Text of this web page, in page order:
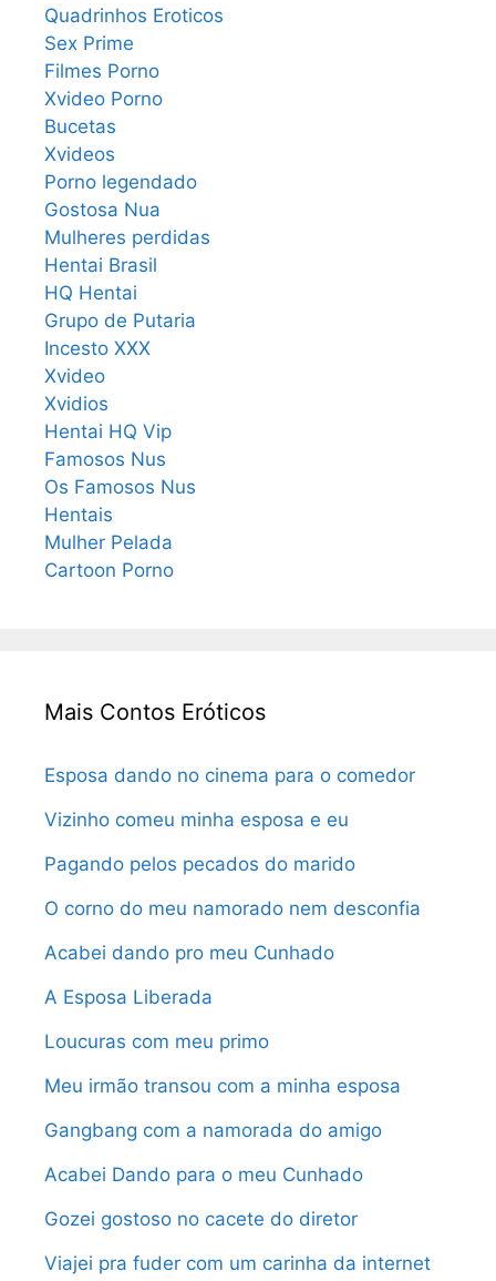
Quadrinhos Eroticos
Sex Prime
Filmes Porno
Xvideo Porno
Bucetas
Xvideos
Porno legendado
Gostosa Nua
Mulheres perdidas
Hentai Brasil
HQ Hentai
Grupo de Putaria
Incesto XXX
Xvideo
Xvidios
Hentai HQ Vip
Famosos Nus
Os Famosos Nus
Hentais
Mulher Pelada
Cartoon Porno
Mais Contos Eróticos
Esposa dando no cinema para o comedor
Vizinho comeu minha esposa e eu
Pagando pelos pecados do marido
O corno do meu namorado nem desconfia
Acabei dando pro meu Cunhado
A Esposa Liberada
Loucuras com meu primo
Meu irmão transou com a minha esposa
Gangbang com a namorada do amigo
Acabei Dando para o meu Cunhado
Gozei gostoso no cacete do diretor
Viajei pra fuder com um carinha da internet